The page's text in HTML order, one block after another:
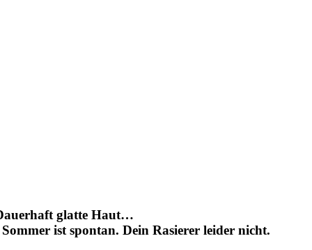
glatte Haut…
ist spontan. Dein Rasierer leider nicht.